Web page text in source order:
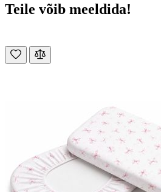
Teile võib meeldida!